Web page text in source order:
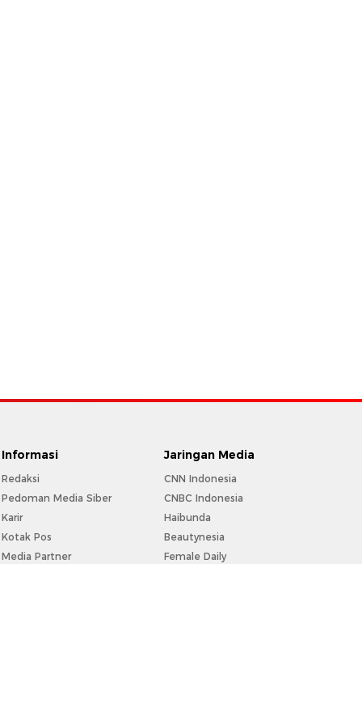
Informasi
Redaksi
Pedoman Media Siber
Karir
Kotak Pos
Media Partner
Jaringan Media
CNN Indonesia
CNBC Indonesia
Haibunda
Beautynesia
Female Daily